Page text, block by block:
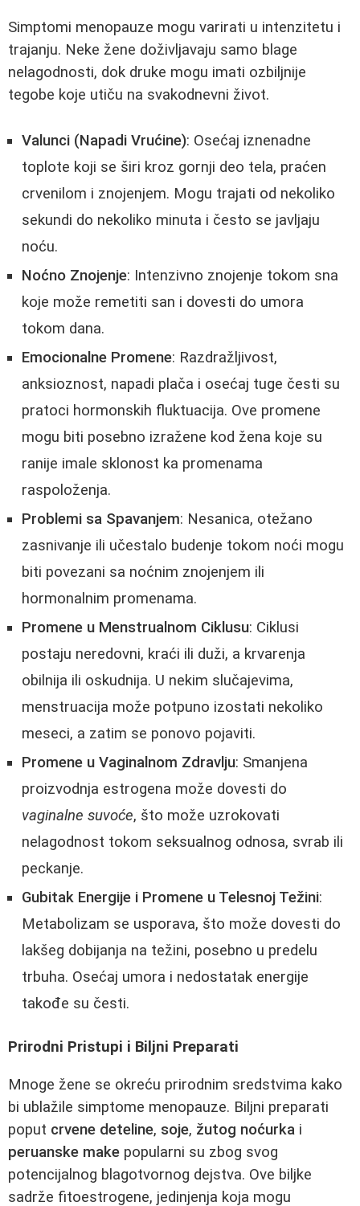
Simptomi menopauze mogu varirati u intenzitetu i
trajanju. Neke žene doživljavaju samo blage
nelagodnosti, dok druke mogu imati ozbiljnije
tegobe koje utiču na svakodnevni život.
Valunci (Napadi Vrućine): Osećaj iznenadne
toplote koji se širi kroz gornji deo tela, praćen
crvenilom i znojenjem. Mogu trajati od nekoliko
sekundi do nekoliko minuta i često se javljaju
noću.
Noćno Znojenje: Intenzivno znojenje tokom sna
koje može remetiti san i dovesti do umora
tokom dana.
Emocionalne Promene: Razdražljivost,
anksioznost, napadi plača i osećaj tuge česti su
pratoci hormonskih fluktuacija. Ove promene
mogu biti posebno izražene kod žena koje su
ranije imale sklonost ka promenama
raspoloženja.
Problemi sa Spavanjem: Nesanica, otežano
zasnivanje ili učestalo budenje tokom noći mogu
biti povezani sa noćnim znojenjem ili
hormonalnim promenama.
Promene u Menstrualnom Ciklusu: Ciklusi
postaju neredovni, kraći ili duži, a krvarenja
obilnija ili oskudnija. U nekim slučajevima,
menstruacija može potpuno izostati nekoliko
meseci, a zatim se ponovo pojaviti.
Promene u Vaginalnom Zdravlju: Smanjena
proizvodnja estrogena može dovesti do
vaginalne suvoće, što može uzrokovati
nelagodnost tokom seksualnog odnosa, svrab ili
peckanje.
Gubitak Energije i Promene u Telesnoj Težini:
Metabolizam se usporava, što može dovesti do
lakšeg dobijanja na težini, posebno u predelu
trbuha. Osećaj umora i nedostatak energije
takođe su česti.
Prirodni Pristupi i Biljni Preparati
Mnoge žene se okreću prirodnim sredstvima kako
bi ublažile simptome menopauze. Biljni preparati
poput crvene deteline, soje, žutog noćurka i
peruanske make popularni su zbog svog
potencijalnog blagotvornog dejstva. Ove biljke
sadrže fitoestrogene, jedinjenja koja mogu